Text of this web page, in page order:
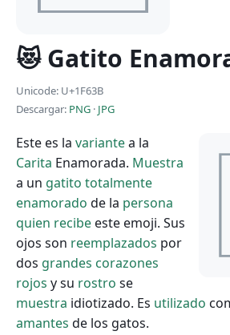
😻 Gatito
Unicode: U+1F63B
Descargar: PNG · JPG
Este es la variantea la
Carita Enamorada. Muestra
a un gatito totalmente
enamorado de la persona
quien recibeeste emoji. Sus
ojos son reemplazados por
dos grandes corazones
rojos y su rostro se
muestra idiotizado. Es utilizado
amantes de los gatos.